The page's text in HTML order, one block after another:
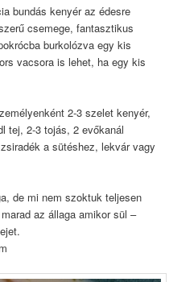
bundás kenyér az édesre
csemege, fantasztikus
burkolózva egy kis
vacsora is lehet, ha egy kis
2-3 szelet kenyér,
tej, 2-3 tojás, 2 evőkanál
a sütéshez, lekvár vagy
de mi nem szoktuk teljesen
az állaga amikor sül –